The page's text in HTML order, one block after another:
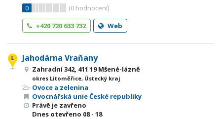
0
(0 hodnocení)
+420 720 633 732
Web
Jahodárna Vraňany
Zahradní 342, 411 19 Mšené-lázně
okres Litoměřice, Ústecký kraj
Ovoce a zelenina
Ovocnářská unie České republiky
Právě je zavřeno
Dnes otevřeno 08 - 18